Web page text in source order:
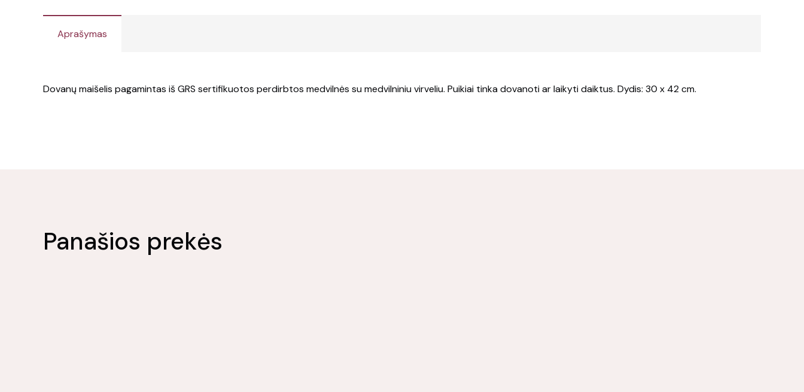
Aprašymas
Dovanų maišelis pagamintas iš GRS sertifikuotos perdirbtos medvilnės su medvilniniu virveliu. Puikiai tinka dovanoti ar laikyti daiktus. Dydis: 30 x 42 cm.
Panašios prekės